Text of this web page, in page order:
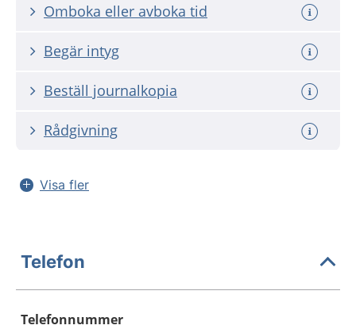
Omboka eller avboka tid
Begär intyg
Beställ journalkopia
Rådgivning
Visa fler
Telefon
Telefonnummer